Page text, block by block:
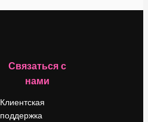
Связаться с
нами
Клиентская
поддержка